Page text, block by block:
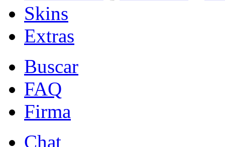
Skins
Extras
Buscar
FAQ
Firma
Chat